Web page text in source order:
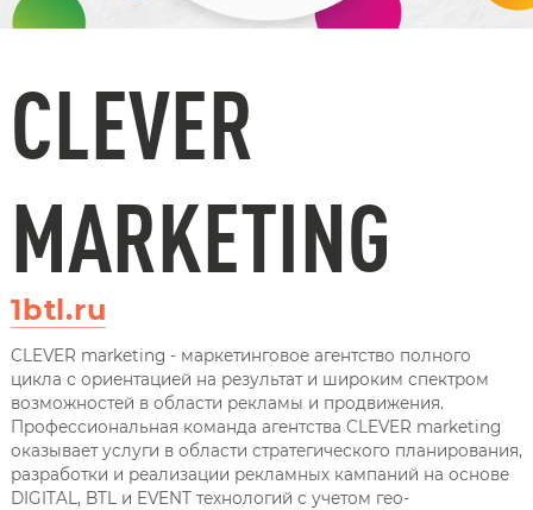
CLEVER
MARKETING
1btl.ru
CLEVER marketing - маркетинговое агентство полного
цикла с ориентацией на результат и широким спектром
возможностей в области рекламы и продвижения.
Профессиональная команда агентства CLEVER marketing
оказывает услуги в области стратегического планирования,
разработки и реализации рекламных кампаний на основе
DIGITAL, BTL и EVENT технологий с учетом гео-